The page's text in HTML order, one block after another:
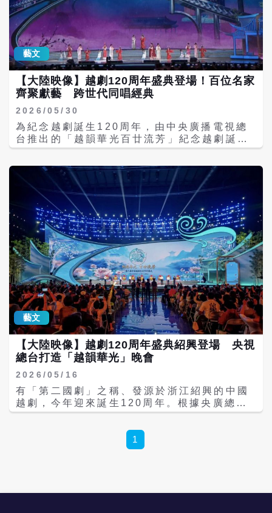
藝文
【大陸映像】越劇120周年盛典登場！百位名家
齊聚獻藝 跨世代同唱經典
2026/05/30
為紀念越劇誕生120周年，由中央廣播電視總
台推出的「越韻華光百廿流芳」紀念越劇誕生
120周年主題晚會，將於今天（30日）晚間7
央視頻CMG戲曲及央視文藝平台同步播出，並
將於6月6日晚間9時在央視綜藝頻道（CCTV-
3）播出。 本次晚會匯聚全大陸16家頂尖越劇
院團、22位中國戲劇梅花獎得主，以及近百位
越劇傳承者同台演出。包括何賽飛、蔡浙飛、
趙志剛、單仰萍、李雲霄、陳麗君、王濱梅、
王君安、李敏、吳鳳花、方亞芬及茅威濤等越
劇名家與新生代代表人物接力登場，完整呈現
越劇十三大藝術流派的獨特魅力，堪稱近年來
越劇界規模最大、陣容最完整、規格最高的一
場藝術盛會。 十三大流派齊聚 經典名段再現
舞台 據《看台海》報導，晚會以「流派典藏、
經典賡續、守正創新、青春傳承」為主軸，邀
請十三個流派的代表性傳承人同台獻藝，演繹
《梁祝》、《西廂記》、《貂蟬》、《穆桂英
掛帥》、《雙珠鳳》等膾炙人口的經典選段。
透過不同流派藝術家的精彩演繹，充分展現各
細膩的韻味，也蘊含深厚的家國情懷，呈現越
劇從地方戲曲逐步走向全國舞台，並將文化影
跨越時空重現大師風采 在堅守傳統藝術精神的
同時，晚會也積極探索創新表現形式。青年越
昔日舞台形象，讓不同世代的越劇藝術家得以
藝文
【大陸映像】越劇120周年盛典紹興登場 央視
總台打造「越韻華光」晚會
2026/05/16
有「第二國劇」之稱、發源於浙江紹興的中國
越劇，今年迎來誕生120周年。根據央廣總台
《看台海》報導，5月15日晚間，第六屆中國
劇誕生120周年主題晚會，在浙江紹興盛大舉
1